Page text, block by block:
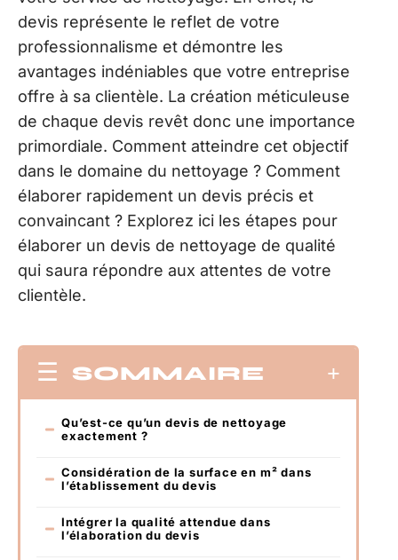
devis représente le reflet de votre
professionnalisme et démontre les
avantages indéniables que votre entreprise
offre à sa clientèle. La création méticuleuse
de chaque devis revêt donc une importance
primordiale. Comment atteindre cet objectif
dans le domaine du nettoyage ? Comment
élaborer rapidement un devis précis et
convaincant ? Explorez ici les étapes pour
élaborer un devis de nettoyage de qualité
qui saura répondre aux attentes de votre
clientèle.
SOMMAIRE
Qu’est-ce qu’un devis de nettoyage
exactement ?
Considération de la surface en m² dans
l’établissement du devis
Intégrer la qualité attendue dans
l’élaboration du devis